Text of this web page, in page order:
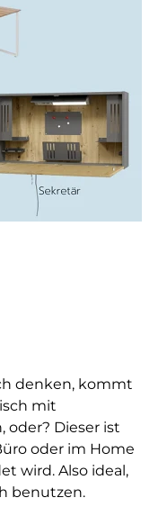
denken, kommt
mit
oder? Dieser ist
oder im Home
wird. Also ideal,
benutzen.